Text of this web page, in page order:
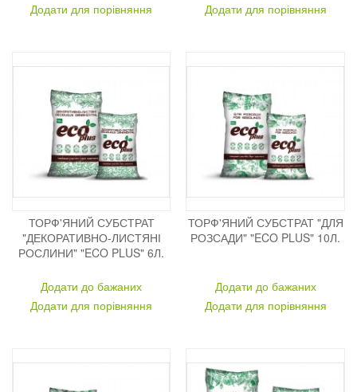
Додати для порівняння
Додати для порівняння
ТОРФ'ЯНИЙ СУБСТРАТ
"ДЕКОРАТИВНО-ЛИСТЯНІ
РОСЛИНИ" "ECO PLUS" 6Л.
Додати до бажаних
Додати для порівняння
ТОРФ'ЯНИЙ СУБСТРАТ "ДЛЯ
РОЗСАДИ" "ECO PLUS" 10Л.
Додати до бажаних
Додати для порівняння